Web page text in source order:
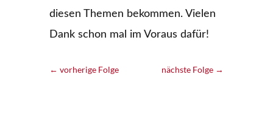
diesen Themen bekommen. Vielen
Dank schon mal im Voraus dafür!
← vorherige Folge nächste Folge →